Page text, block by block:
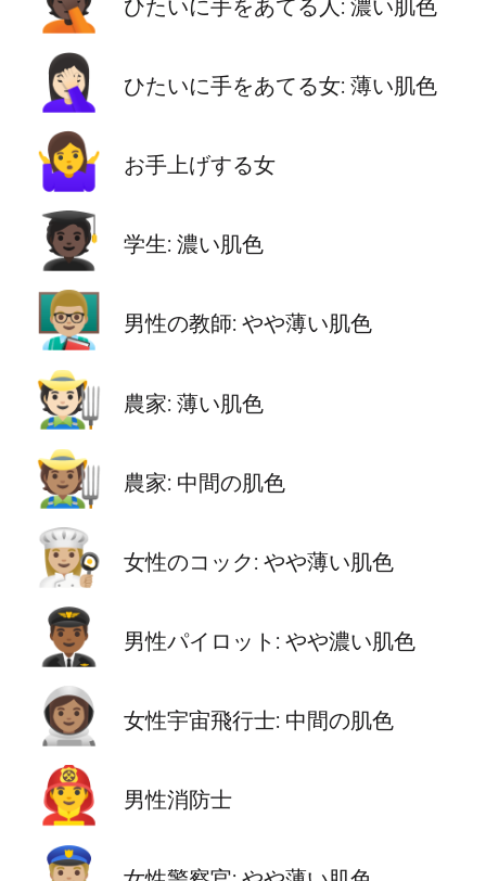
ひたいに手をあてる人: 濃い肌色
🤦🏻‍♀️ ひたいに手をあてる女: 薄い肌色
🤷‍♀️ お手上げする女
🧑🏿‍🎓 学生: 濃い肌色
👨🏼‍🏫 男性の教師: やや薄い肌色
🧑🏻‍🌾 農家: 薄い肌色
🧑🏽‍🌾 農家: 中間の肌色
👩🏼‍🍳 女性のコック: やや薄い肌色
👨🏾‍✈️ 男性パイロット: やや濃い肌色
👩🏽‍🚀 女性宇宙飛行士: 中間の肌色
👨‍🚒 男性消防士